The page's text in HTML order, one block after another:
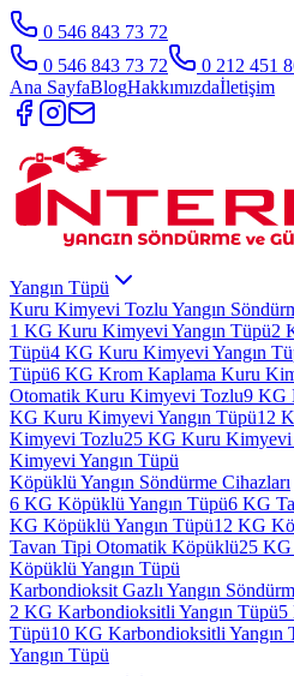
0 546 843 73 72
0 546 843 73 72
0 212 451
Ana SayfaBlogHakkımızdaİletişim
Yangın Tüpü
Kuru Kimyevi Tozlu Yangın
1 KG Kuru Kimyevi Yangın Tüpü2
Tüpü4 KG Kuru Kimyevi Yangın
Tüpü6 KG Krom Kaplama Kuru
Otomatik Kuru Kimyevi Tozlu9 KG
KG Kuru Kimyevi Yangın Tüpü12
Kimyevi Tozlu25 KG Kuru Kimyevi
Kimyevi Yangın Tüpü
Köpüklü Yangın Söndürme Cihazları
6 KG Köpüklü Yangın Tüpü6 KG
KG Köpüklü Yangın Tüpü12 KG
Tavan Tipi Otomatik Köpüklü25 KG
Köpüklü Yangın Tüpü
Karbondioksit Gazlı Yangın
2 KG Karbondioksitli Yangın Tüpü5
Tüpü10 KG Karbondioksitli Yangın
Yangın Tüpü